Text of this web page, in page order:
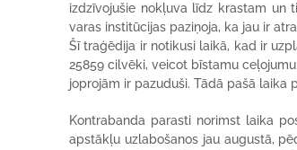
izdzīvojušie nokļuva līdz krastam un
varas institūcijas paziņoja, ka jau ir
Šī traģēdija ir notikusi laikā, kad ir
25859 cilvēki, veicot bīstamu
joprojām ir pazuduši. Tādā pašā laika
Kontrabanda parasti norimst laika
apstākļu uzlabošanos jau augustā,